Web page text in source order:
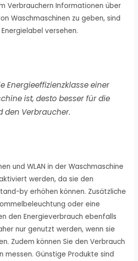
Verbrauchern Informationen über
Waschmaschinen zu geben, sind
versehen.
Energieeffizienzklasse einer
ist, desto besser für die
den Verbraucher.
und WLAN in der Waschmaschine
werden, da sie den
by erhöhen können. Zusätzliche
oder eine
den Energieverbrauch ebenfalls
nur genutzt werden, wenn sie
Zudem können Sie den Verbrauch
Günstige Produkte sind